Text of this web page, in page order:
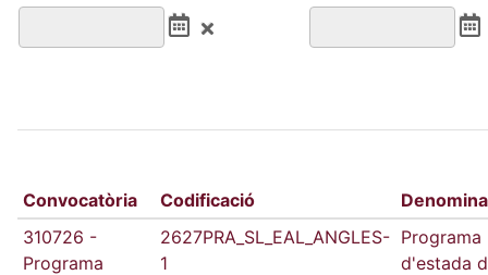
Convocatòria Codificació
310726 -
Programa
2627PRA_SL_EAL_ANGLES-
1
Programa
d'estada